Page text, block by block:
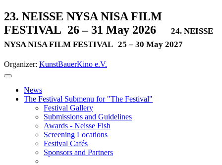
23. NEISSE NYSA NISA FILM
FESTIVAL 26 – 31 May 2026
24. NEISSE
NYSA NISA FILM FESTIVAL 25 – 30 May 2027
Organizer: KunstBauerKino e.V.
News
The Festival Submenu for "The Festival"
Festival Gallery
Submissions and Guidelines
Awards - Neisse Fish
Screening Locations
Festival Cafés
Sponsors and Partners